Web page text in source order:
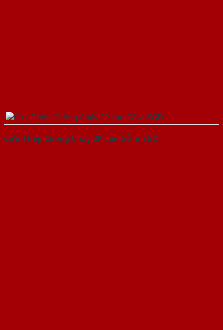
Cửa Thép Chống Cháy 2P van Gỗ-a-SGD